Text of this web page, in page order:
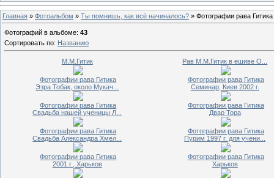
Главная » Фотоальбом » Ты помнишь, как всё начиналось? » Фотографии рава Гитика
Фотографий в альбоме: 43
Сортировать по: Названию
М.М.Гитик
Фотографии рава Гитика
Рав М.М.Гитик в ешиве О...
Фотографии рава Гитика
Эзра Тобак, около Мукач...
Фотографии рава Гитика
Семинар, Киев 2002 г.
Фотографии рава Гитика
Свадьба нашей ученицы Л...
Фотографии рава Гитика
Двар Тора
Фотографии рава Гитика
Свадьба Александра Хмел...
Фотографии рава Гитика
Пурим 1997 г. для учени...
Фотографии рава Гитика
2001 г., Харьков
Харьков